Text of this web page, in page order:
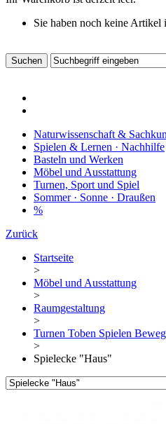
Sie haben noch keine Artikel
Naturwissenschaft &
Spielen & Lernen · Nachhilfe
Basteln und Werken
Möbel und Ausstattung
Turnen, Sport und Spiel
Sommer · Sonne · Draußen
%
Zurück
Startseite
>
Möbel und Ausstattung
>
Raumgestaltung
>
Turnen Toben Spielen
>
Spielecke "Haus"